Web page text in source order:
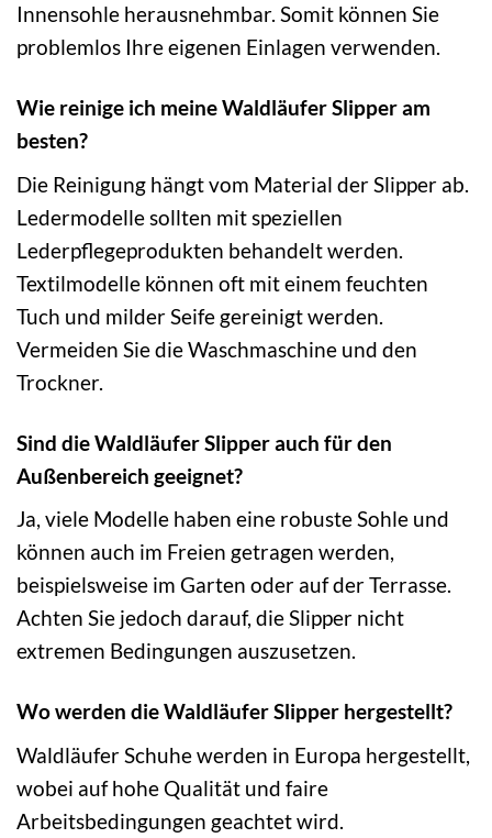
Innensohle herausnehmbar. Somit können Sie
problemlos Ihre eigenen Einlagen verwenden.
Wie reinige ich meine Waldläufer Slipper am
besten?
Die Reinigung hängt vom Material der Slipper ab.
Ledermodelle sollten mit speziellen
Lederpflegeprodukten behandelt werden.
Textilmodelle können oft mit einem feuchten
Tuch und milder Seife gereinigt werden.
Vermeiden Sie die Waschmaschine und den
Trockner.
Sind die Waldläufer Slipper auch für den
Außenbereich geeignet?
Ja, viele Modelle haben eine robuste Sohle und
können auch im Freien getragen werden,
beispielsweise im Garten oder auf der Terrasse.
Achten Sie jedoch darauf, die Slipper nicht
extremen Bedingungen auszusetzen.
Wo werden die Waldläufer Slipper hergestellt?
Waldläufer Schuhe werden in Europa hergestellt,
wobei auf hohe Qualität und faire
Arbeitsbedingungen geachtet wird.